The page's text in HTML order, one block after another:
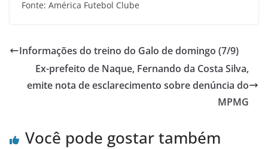
Fonte: América Futebol Clube
Informações do treino do Galo de domingo (7/9)
Ex-prefeito de Naque, Fernando da Costa Silva,
emite nota de esclarecimento sobre denúncia do
MPMG
Você pode gostar também